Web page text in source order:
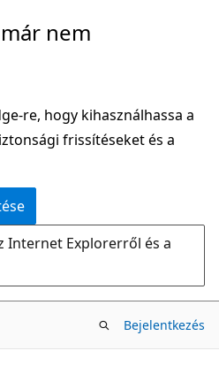
nem
re, hogy kihasználhassa a
frissítéseket és a
Internet Explorerről és a
Bejelentkezés